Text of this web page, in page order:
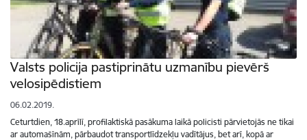
Valsts policija pastiprinātu uzmanību pievērš
velosipēdistiem
06.02.2019.
Ceturtdien, 18.aprīlī, profilaktiskā pasākuma laikā policisti pārvietojās ne tikai
ar automašīnām, pārbaudot transportlīdzekļu vadītājus, bet arī, kopā ar